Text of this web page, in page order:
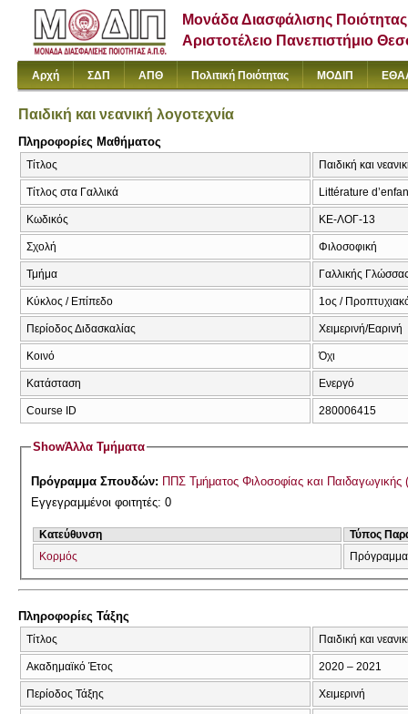
Μονάδα Διασφάλισης Ποιότητας
Αριστοτέλειο Πανεπιστήμιο
Αρχή ΣΔΠ ΑΠΘ Πολιτική Ποιότητας ΜΟΔΙΠ
Παιδική και νεανική λογοτεχνία
Πληροφορίες Μαθήματος
Τίτλος Παιδική και
Τίτλος στα Γαλλικά Littérature
Κωδικός ΚΕ-ΛΟΓ-13
Σχολή Φιλοσοφική
Τμήμα Γαλλικής
Κύκλος / Επίπεδο 1ος /
Περίοδος Διδασκαλίας Χειμερινή/Εαρινή
Κοινό Όχι
Κατάσταση Ενεργό
Course ID 280006415
ShowΆλλα Τμήματα
Πρόγραμμα Σπουδών: ΠΠΣ Τμήματος Φιλοσοφίας και Παιδαγωγικής
Εγγεγραμμένοι φοιτητές: 0
Κατεύθυνση
Τύπος
Κορμός
Πληροφορίες Τάξης
Τίτλος Παιδική και
Ακαδημαϊκό Έτος 2020 – 2021
Περίοδος Τάξης Χειμερινή